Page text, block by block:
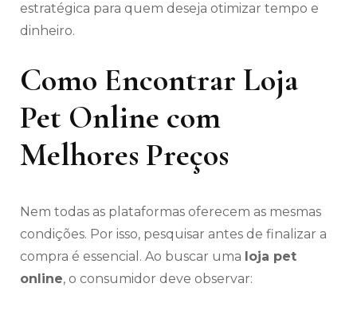
estratégica para quem deseja otimizar tempo e
dinheiro.
Como Encontrar Loja
Pet Online com
Melhores Preços
Nem todas as plataformas oferecem as mesmas
condições. Por isso, pesquisar antes de finalizar a
compra é essencial. Ao buscar uma loja pet
online, o consumidor deve observar: